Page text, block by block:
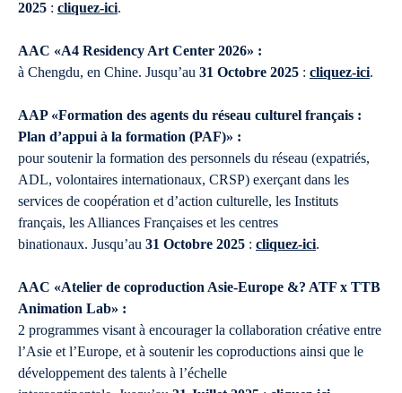
2025 : cliquez-ici.
AAC «A4 Residency Art Center 2026» :
à Chengdu, en Chine. Jusqu’au 31 Octobre 2025 : cliquez-ici.
AAP «Formation des agents du réseau culturel français :
Plan d’appui à la formation (PAF)» :
pour soutenir la formation des personnels du réseau (expatriés,
ADL, volontaires internationaux, CRSP) exerçant dans les
services de coopération et d’action culturelle, les Instituts
français, les Alliances Françaises et les centres
binationaux. Jusqu’au 31 Octobre 2025 : cliquez-ici.
AAC «Atelier de coproduction Asie-Europe &? ATF x TTB
Animation Lab» :
2 programmes visant à encourager la collaboration créative entre
l’Asie et l’Europe, et à soutenir les coproductions ainsi que le
développement des talents à l’échelle